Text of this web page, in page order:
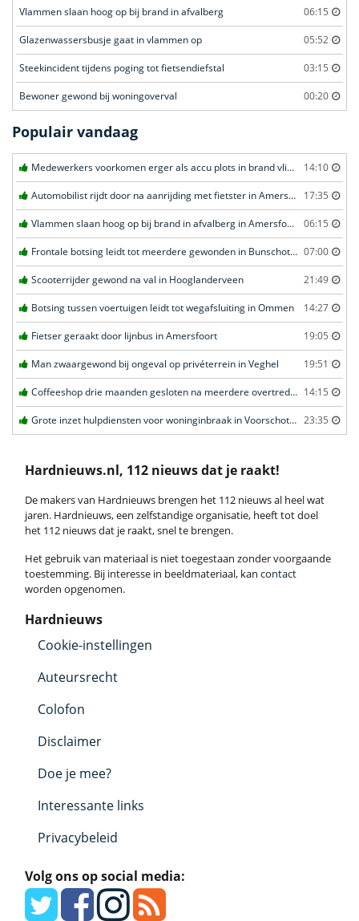
Vlammen slaan hoog op bij brand in afvalberg 06:15
Glazenwassersbusje gaat in vlammen op 05:52
Steekincident tijdens poging tot fietsendiefstal 03:15
Bewoner gewond bij woningoverval 00:20
Populair vandaag
Medewerkers voorkomen erger als accu plots in brand vliegt in Amersfoort 14:10
Automobilist rijdt door na aanrijding met fietster in Amersfoort 17:35
Vlammen slaan hoog op bij brand in afvalberg in Amersfoort 06:15
Frontale botsing leidt tot meerdere gewonden in Bunschoten-Spakenburg 07:00
Scooterrijder gewond na val in Hooglanderveen 21:49
Botsing tussen voertuigen leidt tot wegafsluiting in Ommen 14:27
Fietser geraakt door lijnbus in Amersfoort 19:05
Man zwaargewond bij ongeval op privéterrein in Veghel 19:51
Coffeeshop drie maanden gesloten na meerdere overtredingen in Leiden 14:15
Grote inzet hulpdiensten voor woninginbraak in Voorschoten 23:35
Hardnieuws.nl, 112 nieuws dat je raakt!
De makers van Hardnieuws brengen het 112 nieuws al heel wat
jaren. Hardnieuws, een zelfstandige organisatie, heeft tot doel
het 112 nieuws dat je raakt, snel te brengen.
Het gebruik van materiaal is niet toegestaan zonder voorgaande
toestemming. Bij interesse in beeldmateriaal, kan contact
worden opgenomen.
Hardnieuws
Cookie-instellingen
Auteursrecht
Colofon
Disclaimer
Doe je mee?
Interessante links
Privacybeleid
Volg ons op social media: